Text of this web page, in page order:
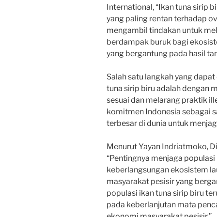
International, “Ikan tuna sirip
yang paling rentan terhadap
mengambil tindakan untuk
berdampak buruk bagi
yang bergantung pada hasil
Salah satu langkah yang
tuna sirip biru adalah dengan
sesuai dan melarang praktik
komitmen Indonesia sebagai
terbesar di dunia untuk
Menurut Yayan Indriatmoko,
“Pentingnya menjaga
keberlangsungan ekosistem
masyarakat pesisir yang
populasi ikan tuna sirip biru
pada keberlanjutan mata